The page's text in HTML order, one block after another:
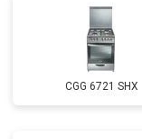
CGG 6721 SHX